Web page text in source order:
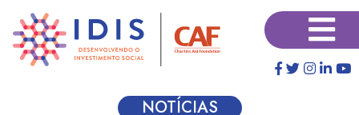
para
conteúdo
×
NOTÍCIAS